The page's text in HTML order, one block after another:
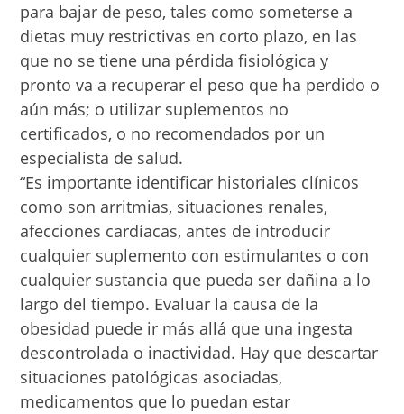
para bajar de peso, tales como someterse a
dietas muy restrictivas en corto plazo, en las
que no se tiene una pérdida fisiológica y
pronto va a recuperar el peso que ha perdido o
aún más; o utilizar suplementos no
certificados, o no recomendados por un
especialista de salud.
“Es importante identificar historiales clínicos
como son arritmias, situaciones renales,
afecciones cardíacas, antes de introducir
cualquier suplemento con estimulantes o con
cualquier sustancia que pueda ser dañina a lo
largo del tiempo. Evaluar la causa de la
obesidad puede ir más allá que una ingesta
descontrolada o inactividad. Hay que descartar
situaciones patológicas asociadas,
medicamentos que lo puedan estar